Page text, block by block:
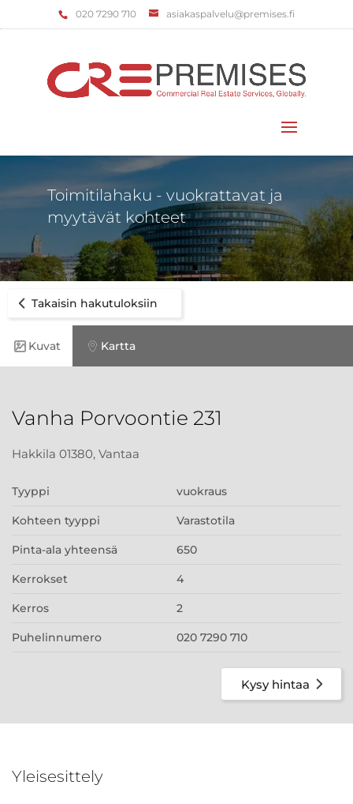
‌020 7290 710 asiakaspalvelu@premises.fi
Toimitilahaku - vuokrattavat ja
myytävät kohteet
Takaisin hakutuloksiin
Kuvat Kartta
Vanha Porvoontie 231
Hakkila 01380, Vantaa
Tyyppi vuokraus
Kohteen tyyppi Varastotila
Pinta-ala yhteensä 650
Kerrokset 4
Kerros 2
Puhelinnumero 020 7290 710
Kysy hintaa
Yleisesittely